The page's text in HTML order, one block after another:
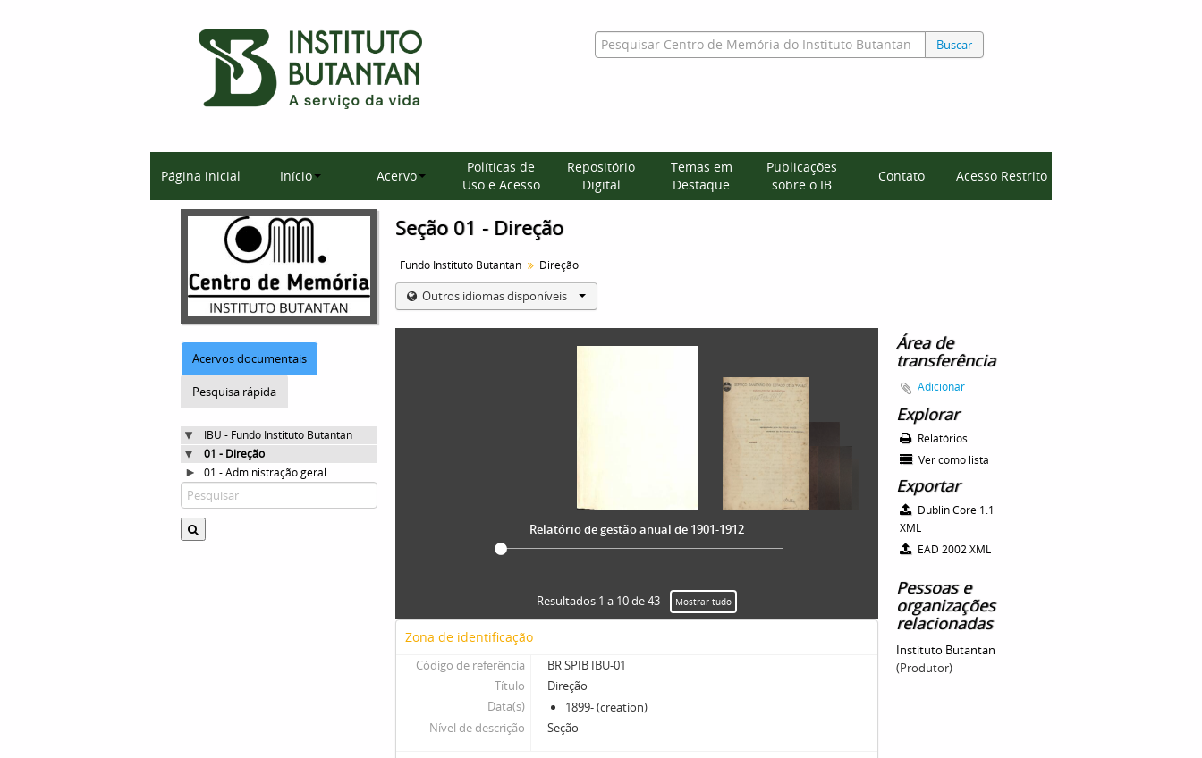
Buscar
Página inicial Início Acervo
Políticas de
Uso e Acesso
Repositório
Digital
Temas em
Destaque
Publicações
sobre o IB
Contato Acesso Restrito
Acervos documentais
Pesquisa rápida
IBU - Fundo Instituto Butantan
01 - Direção
01 - Administração geral
Seção 01 - Direção
Fundo Instituto Butantan Direção
Outros idiomas disponíveis
Relatório de gestão anual de 1901-1912
Resultados 1 a 10 de 43 Mostrar tudo
Zona de identificação
Código de referência
BR SPIB IBU-01
Título
Direção
Data(s)
1899- (creation)
Nível de descrição
Seção
Área de
transferência
Adicionar
Explorar
Relatórios
Ver como lista
Exportar
Dublin Core 1.1
XML
EAD 2002 XML
Pessoas e
organizações
relacionadas
Instituto Butantan
(Produtor)